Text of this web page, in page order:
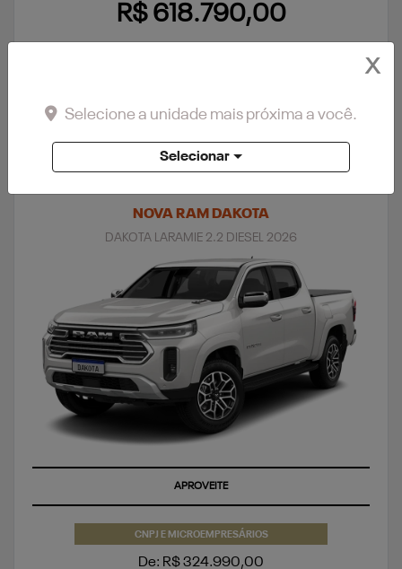
R$ 618.790,00
NOVA RAM DAKOTA
DAKOTA LARAMIE 2.2 DIESEL 2026
APROVEITE
CNPJ E MICROEMPRESÁRIOS
De: R$ 324.990,00
X
Selecione a unidade mais próxima a você.
Selecionar